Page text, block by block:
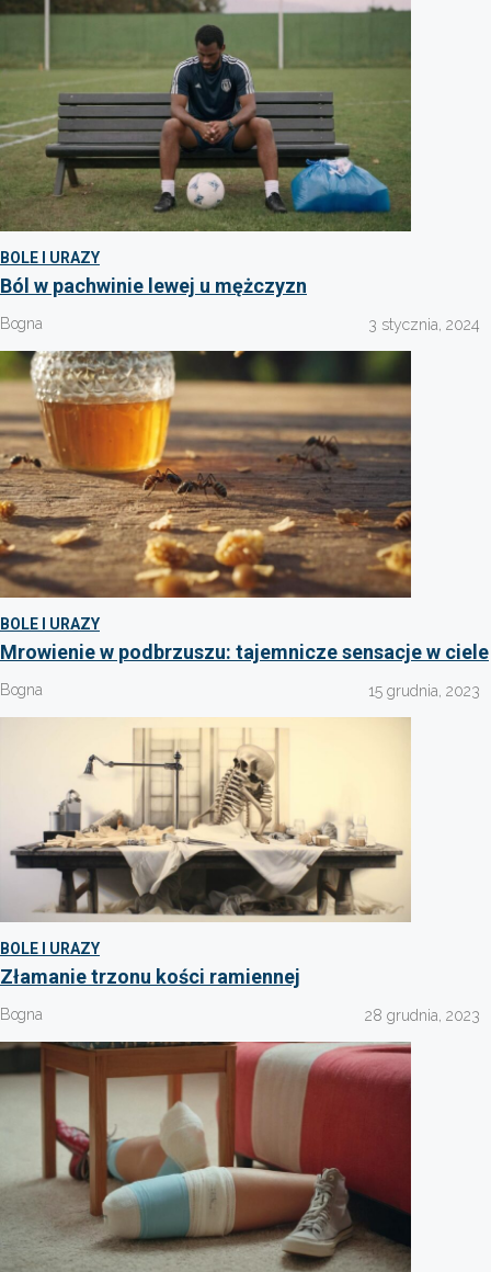
BOLE I URAZY
Ból w pachwinie lewej u mężczyzn
Bogna 3 stycznia, 2024
BOLE I URAZY
Mrowienie w podbrzuszu: tajemnicze sensacje w ciele
Bogna 15 grudnia, 2023
BOLE I URAZY
Złamanie trzonu kości ramiennej
Bogna 28 grudnia, 2023